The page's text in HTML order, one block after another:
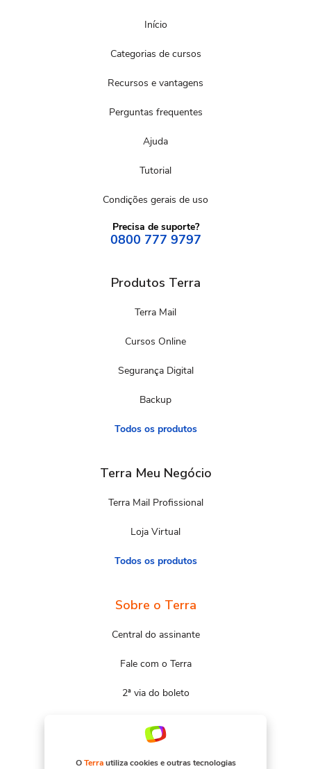
Início
Categorias de cursos
Recursos e vantagens
Perguntas frequentes
Ajuda
Tutorial
Condições gerais de uso
Precisa de suporte?
0800 777 9797
Produtos Terra
Terra Mail
Cursos Online
Segurança Digital
Backup
Todos os produtos
Terra Meu Negócio
Terra Mail Profissional
Loja Virtual
Todos os produtos
Sobre o Terra
Central do assinante
Fale com o Terra
2ª via do boleto
OTerrautiliza cookies e outras tecnologias